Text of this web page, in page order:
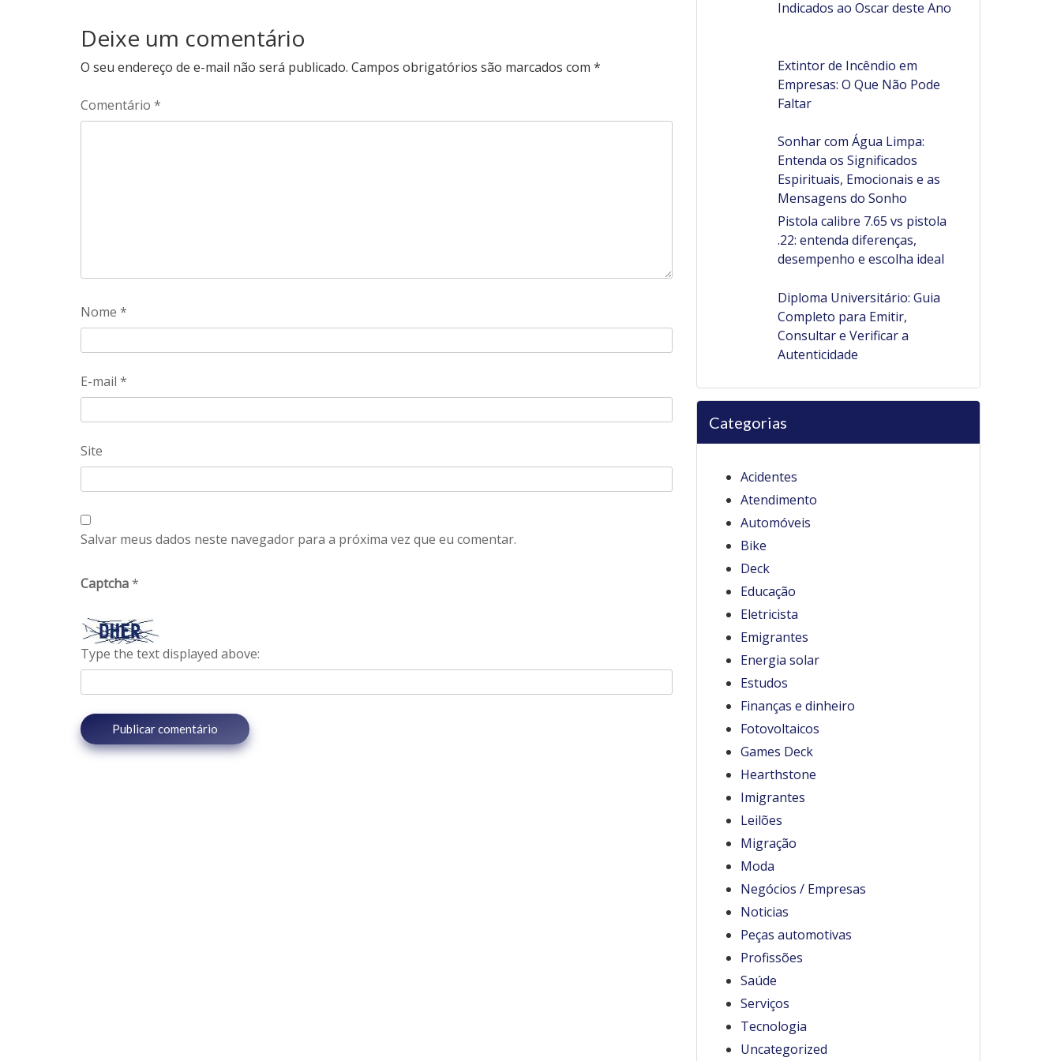
Deixe um comentário
O seu endereço de e-mail não será publicado. Campos obrigatórios são marcados com *
Comentário *
Nome *
E-mail *
Site
Salvar meus dados neste navegador para a próxima vez que eu comentar.
Captcha*
Type the text displayed above:
Indicados ao Oscar deste Ano
Extintor de Incêndio em
Empresas: O Que Não Pode
Faltar
Sonhar com Água Limpa:
Entenda os Significados
Espirituais, Emocionais e as
Mensagens do Sonho
Pistola calibre 7.65 vs pistola
.22: entenda diferenças,
desempenho e escolha ideal
Diploma Universitário: Guia
Completo para Emitir,
Consultar e Verificar a
Autenticidade
Categorias
Acidentes
Atendimento
Automóveis
Bike
Deck
Educação
Eletricista
Emigrantes
Energia solar
Estudos
Finanças e dinheiro
Fotovoltaicos
Games Deck
Hearthstone
Imigrantes
Leilões
Migração
Moda
Negócios / Empresas
Noticias
Peças automotivas
Profissões
Saúde
Serviços
Tecnologia
Uncategorized